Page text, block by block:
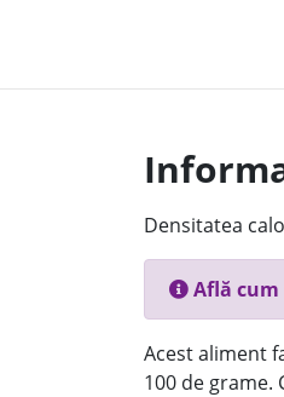
Densitatea
Află
Acest aliment
100 de grame.